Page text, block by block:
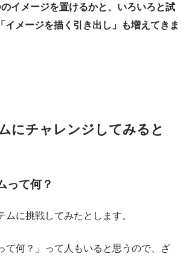
イメージを置けるかと、いろいろと試
イメージを描く引き出し」も増えてきま
にチャレンジしてみると
って何？
ムに挑戦してみたとします。
て何？」って人もいると思うので、ざ